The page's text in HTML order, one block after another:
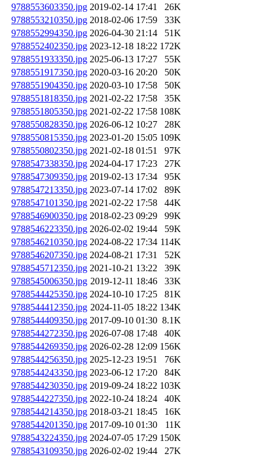
9788553603350.jpg 2019-02-14 17:41
26K
9788553210350.jpg 2018-02-06 17:59
33K
9788552994350.jpg 2026-04-30 21:14
51K
9788552402350.jpg 2023-12-18 18:22 172K
9788551933350.jpg 2025-06-13 17:27
55K
9788551917350.jpg 2020-03-16 20:20
50K
9788551904350.jpg 2020-03-10 17:58
50K
9788551818350.jpg 2021-02-22 17:58
35K
9788551805350.jpg 2021-02-22 17:58 108K
9788550828350.jpg 2026-06-12 10:27
28K
9788550815350.jpg 2023-01-20 15:05 109K
9788550802350.jpg 2021-02-18 01:51
97K
9788547338350.jpg 2024-04-17 17:23
27K
9788547309350.jpg 2019-02-13 17:34
95K
9788547213350.jpg 2023-07-14 17:02
89K
9788547101350.jpg 2021-02-22 17:58
44K
9788546900350.jpg 2018-02-23 09:29
99K
9788546223350.jpg 2026-02-02 19:44
59K
9788546210350.jpg 2024-08-22 17:34 114K
9788546207350.jpg 2024-08-21 17:31
52K
9788545712350.jpg 2021-10-21 13:22
39K
9788545006350.jpg 2019-12-11 18:46
33K
9788544425350.jpg 2024-10-10 17:25
81K
9788544412350.jpg 2024-11-05 18:22 134K
9788544409350.jpg 2017-09-10 01:30 8.1K
9788544272350.jpg 2026-07-08 17:48
40K
9788544269350.jpg 2026-02-28 12:09 156K
9788544256350.jpg 2025-12-23 19:51
76K
9788544243350.jpg 2023-06-12 17:20
84K
9788544230350.jpg 2019-09-24 18:22 103K
9788544227350.jpg 2022-10-24 18:24
40K
9788544214350.jpg 2018-03-21 18:45
16K
9788544201350.jpg 2017-09-10 01:30
11K
9788543224350.jpg 2024-07-05 17:29 150K
9788543109350.jpg 2026-02-02 19:44
27K